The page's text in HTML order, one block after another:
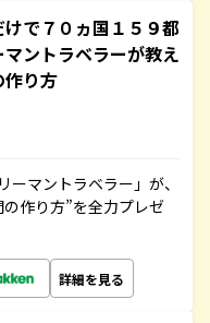
で７０ヵ国１５９都
ントラベラーが教え
作り方
マントラベラー」が、
作り方”を全力プレゼ
詳細を見る